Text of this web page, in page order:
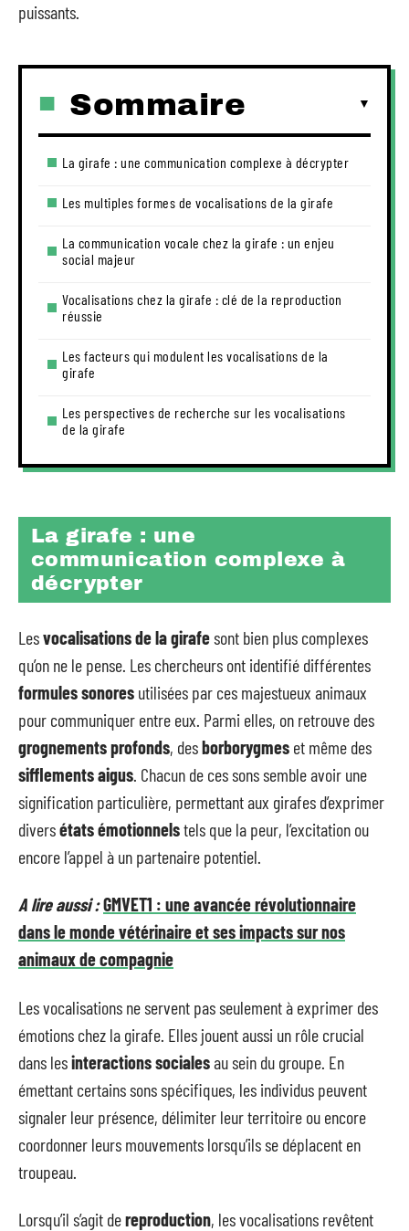
puissants.
Sommaire
La girafe : une communication complexe à décrypter
Les multiples formes de vocalisations de la girafe
La communication vocale chez la girafe : un enjeu
social majeur
Vocalisations chez la girafe : clé de la reproduction
réussie
Les facteurs qui modulent les vocalisations de la
girafe
Les perspectives de recherche sur les vocalisations
de la girafe
La girafe : une
communication complexe à
décrypter
Lesvocalisations de la girafesont bien plus complexes
qu’on ne le pense. Les chercheurs ont identifié différentes
formules sonores utilisées par ces majestueux animaux
pour communiquer entre eux. Parmi elles, on retrouve des
grognements profonds, desborborygmes et même des
sifflements aigus . Chacun de ces sons semble avoir une
signification particulière, permettant aux girafes d’exprimer
diversétats émotionnelstels que la peur, l’excitation ou
encore l’appel à un partenaire potentiel.
A lire aussi :GMVET1 : une avancée révolutionnaire
dans le monde vétérinaire et ses impacts sur nos
animaux de compagnie
Les vocalisations ne servent pas seulement à exprimer des
émotions chez la girafe. Elles jouent aussi un rôle crucial
dans lesinteractions socialesau sein du groupe. En
émettant certains sons spécifiques, les individus peuvent
signaler leur présence, délimiter leur territoire ou encore
coordonner leurs mouvements lorsqu’ils se déplacent en
troupeau.
Lorsqu’il s’agit dereproduction, les vocalisations revêtent